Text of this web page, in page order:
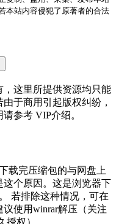
本站内容侵犯了原著者的合法
这里所提供资源均只能
于商用引起版权纠纷，
参考 VIP介绍。
载完压缩包的与网盘上
个原因。这是浏览器下
若排除这种情况，可在
使用winrar解压（关注
授权）